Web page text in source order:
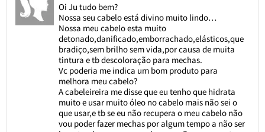
Oi Ju tudo bem?
Nossa seu cabelo está divino muito lindo…
Nossa meu cabelo esta muito
detonado,danificado,emborrachado,elásticos,que
bradiço,sem brilho sem vida,por causa de muita
tintura e tb descoloração para mechas.
Vc poderia me indica um bom produto para
melhora meu cabelo?
A cabeleireira me disse que eu tenho que hidrata
muito e usar muito óleo no cabelo mais não sei o
que usar,e tb se eu não recupera o meu cabelo não
vou poder fazer mechas por algum tempo a não ser